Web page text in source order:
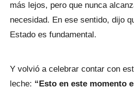
más lejos, pero que nunca
necesidad. En ese sentido, dijo
Estado es fundamental.
Y volvió a celebrar contar con
leche: “Esto en este momento